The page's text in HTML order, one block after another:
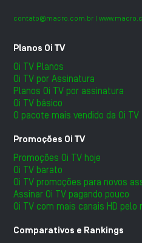
contato@macro.com.br |
Planos Oi TV
Oi TV Planos
Oi TV por Assinatura
Planos Oi TV por assinatura
Oi TV básico
O pacote mais vendido da Oi TV
Promoções Oi TV
Promoções Oi TV hoje
Oi TV barato
Oi TV promoções para novos
Assinar Oi TV pagando pouco
Oi TV com mais canais HD pelo
Comparativos e Rankings